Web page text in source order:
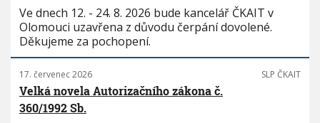
Ve dnech 12. - 24. 8. 2026 bude kancelář ČKAIT v
Olomouci uzavřena z důvodu čerpání dovolené.
Děkujeme za pochopení.
17. červenec 2026 SLP ČKAIT
Velká novela Autorizačního zákona č.
360/1992 Sb.